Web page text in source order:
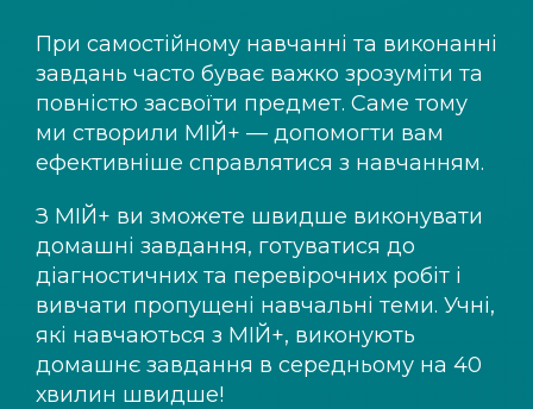
При самостійному навчанні та виконанні
завдань часто буває важко зрозуміти та
повністю засвоїти предмет. Саме тому
ми створили МІЙ+ — допомогти вам
ефективніше справлятися з навчанням.
З МІЙ+ ви зможете швидше виконувати
домашні завдання, готуватися до
діагностичних та перевірочних робіт і
вивчати пропущені навчальні теми. Учні,
які навчаються з МІЙ+, виконують
домашнє завдання в середньому на 40
хвилин швидше!